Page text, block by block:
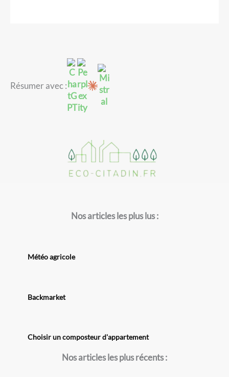
Résumer avec :
Nos articles les plus lus :
Météo agricole
Backmarket
Choisir un composteur d'appartement
Nos articles les plus récents :